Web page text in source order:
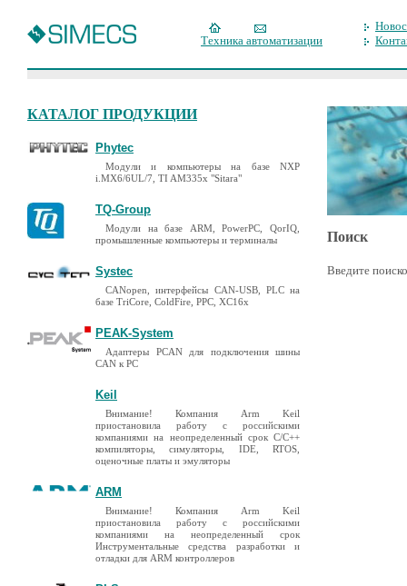
Техника автоматизации
КАТАЛОГ ПРОДУКЦИИ
Phytec
Модули и компьютеры на базе NXP
i.MX6/6UL/7, TI AM335x "Sitara"
TQ-Group
Модули на базе ARM, PowerPC, QorIQ,
промышленные компьютеры и терминалы
Systec
CANopen, интерфейсы CAN-USB, PLC на
базе TriCore, ColdFire, PPC, XC16x
PEAK-System
Адаптеры PCAN для подключения шины
CAN к PC
Keil
Внимание! Компания Arm Keil
приостановила работу с российскими
компаниями на неопределенный срок C/C++
компиляторы, симуляторы, IDE, RTOS,
оценочные платы и эмуляторы
ARM
Внимание! Компания Arm Keil
приостановила работу с российскими
компаниями на неопределенный срок
Инструментальные средства разработки и
отладки для ARM контроллеров
Поиск
Введите